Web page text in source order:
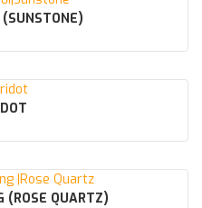
(ROSE QUARTZ)